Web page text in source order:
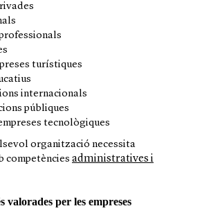
turístiques
internacionals
públiques
tecnològiques
organització necessita
competències administratives i
valorades per les empreses